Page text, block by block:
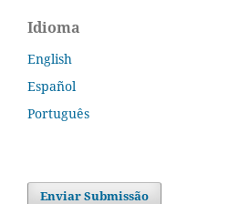
Idioma
English
Español
Português
Enviar Submissão